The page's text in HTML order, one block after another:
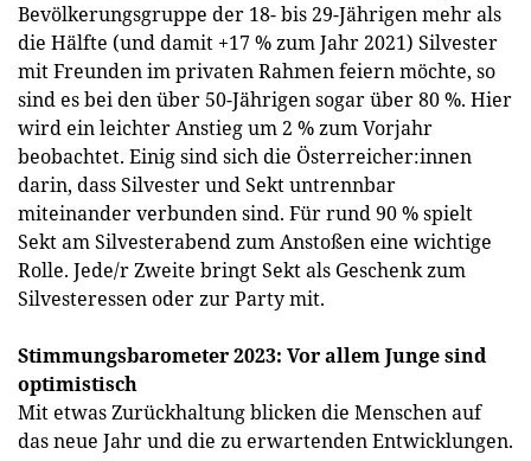
Bevölkerungsgruppe der 18- bis 29-Jährigen mehr als
die Hälfte (und damit +17 % zum Jahr 2021) Silvester
mit Freunden im privaten Rahmen feiern möchte, so
sind es bei den über 50-Jährigen sogar über 80 %. Hier
wird ein leichter Anstieg um 2 % zum Vorjahr
beobachtet. Einig sind sich die Österreicher:innen
darin, dass Silvester und Sekt untrennbar
miteinander verbunden sind. Für rund 90 % spielt
Sekt am Silvesterabend zum Anstoßen eine wichtige
Rolle. Jede/r Zweite bringt Sekt als Geschenk zum
Silvesteressen oder zur Party mit.
Stimmungsbarometer 2023: Vor allem Junge sind
optimistisch
Mit etwas Zurückhaltung blicken die Menschen auf
das neue Jahr und die zu erwartenden Entwicklungen.